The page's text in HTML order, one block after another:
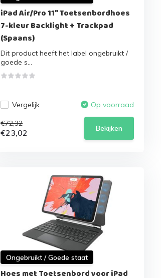
iPad Air/Pro 11" Toetsenbordhoes
7-kleur Backlight + Trackpad
(Spaans)
Dit product heeft het label ongebruikt /
goede s...
Vergelijk Op voorraad
€72,32
€23,02 Bekijken
Ongebruikt / Goede staat
Hoes met Toetsenbord voor iPad